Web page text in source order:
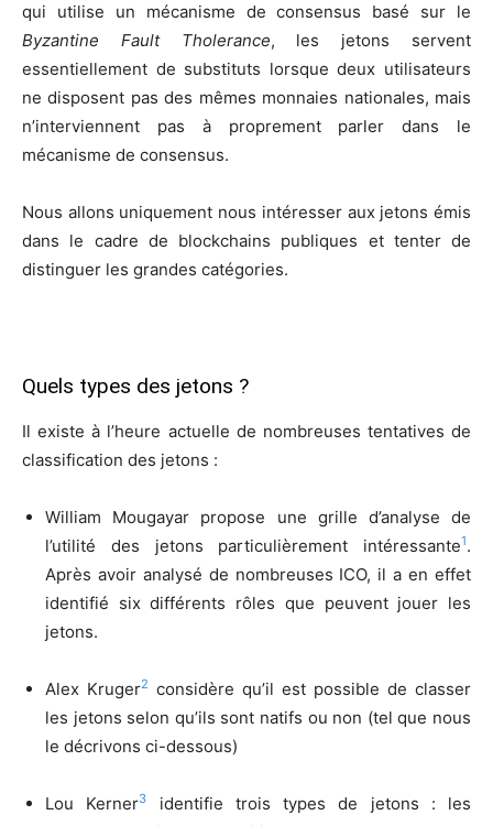
qui utilise un mécanisme de consensus basé sur le
Byzantine Fault Tholerance, les jetons servent
essentiellement de substituts lorsque deux utilisateurs
ne disposent pas des mêmes monnaies nationales, mais
n’interviennent pas à proprement parler dans le
mécanisme de consensus.
Nous allons uniquement nous intéresser aux jetons émis
dans le cadre de blockchains publiques et tenter de
distinguer les grandes catégories.
Quels types des jetons ?
Il existe à l’heure actuelle de nombreuses tentatives de
classification des jetons :
William Mougayar propose une grille d’analyse de
l’utilité des jetons particulièrement intéressante1.
Après avoir analysé de nombreuses ICO, il a en effet
identifié six différents rôles que peuvent jouer les
jetons.
Alex Kruger2 considère qu’il est possible de classer
les jetons selon qu’ils sont natifs ou non (tel que nous
le décrivons ci-dessous)
Lou Kerner3
identifie trois types de jetons : les